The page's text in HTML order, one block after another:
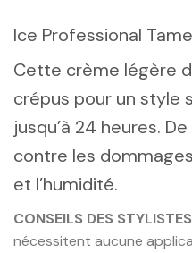
Ice Professional
Cette crème légère
crépus pour un style
jusqu’à 24 heures.
contre les
et l’humidité.
CONSEILS DES STYLISTES
nécessitent aucune